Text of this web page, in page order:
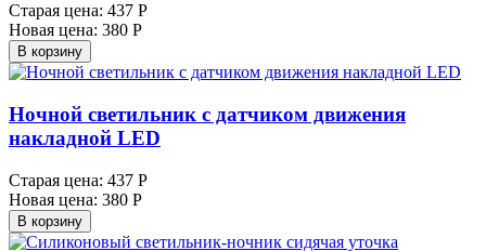
Старая цена: 437 Р
Новая цена: 380 Р
В корзину
Ночной светильник с датчиком движения
накладной LED
Старая цена: 437 Р
Новая цена: 380 Р
В корзину